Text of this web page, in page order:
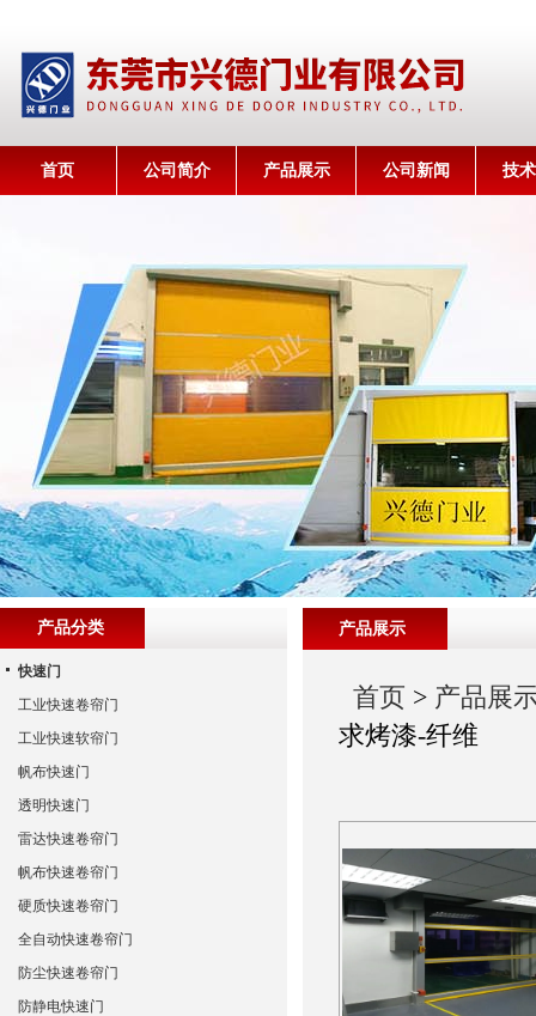
首页 公司简介 产品展示 公司新闻 技
产品展示
首页 > 产品展
求烤漆-纤维
产品分类
快速门
工业快速卷帘门
工业快速软帘门
帆布快速门
透明快速门
雷达快速卷帘门
帆布快速卷帘门
硬质快速卷帘门
全自动快速卷帘门
防尘快速卷帘门
防静电快速门